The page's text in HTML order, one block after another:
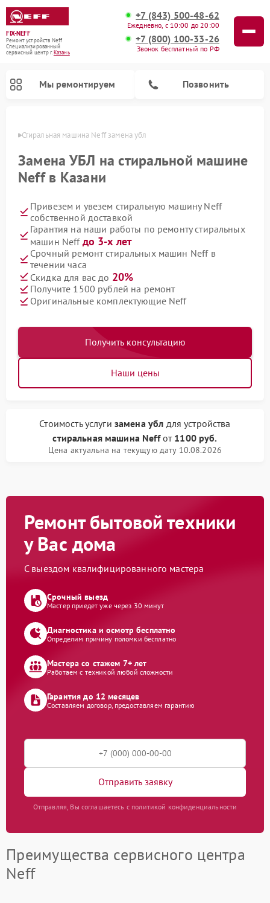
FIX-NEFF
Ремонт устройств Neff
Специализированный
cервисный центр г.Казань
+7 (843) 500-48-62
Ежедневно, с 10:00 до 20:00
+7 (800) 100-33-26
Звонок бесплатный по РФ
Мы ремонтируем Позвонить
Стиральная машина Neff замена убл
Замена УБЛ на стиральной машине
Neff в Казани
Привезем и увезем стиральную машину Neff
собственной доставкой
Гарантия на наши работы по ремонту стиральных
машин Neff до 3-х лет
Срочный ремонт стиральных машин Neff в
течении часа
Скидка для вас до 20%
Получите 1500 рублей на ремонт
Оригинальные комплектующие Neff
Получить консультацию
Наши цены
Стоимость услуги замена убл для устройства
стиральная машина Neffот 1100 руб.
Цена актуальна на текущую дату 10.08.2026
Ремонт бытовой техники
у Вас дома
С выездом квалифицированного мастера
Срочный выезд
Мастер приедет уже через 30 минут
Диагностика и осмотр бесплатно
Определим причину поломки бесплатно
Мастера со стажем 7+ лет
Работаем с техникой любой сложности
Гарантия до 12 месяцев
Составляем договор, предоставляем гарантию
Отправить заявку
Отправляя, Вы соглашаетесь с политикой конфиденциальности
Преимущества сервисного центра
Neff